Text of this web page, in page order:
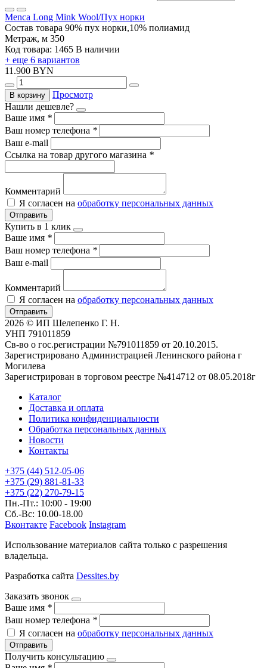
Menca Long Mink Wool/Пух норки
Состав товара 90% пух норки,10% полиамид
Метраж, м 350
Код товара: 1465 В наличии
+ еще 6 вариантов
11.900 BYN
В корзину
Просмотр
Нашли дешевле?
Ваше имя *
Ваш номер телефона *
Ваш e-mail
Ссылка на товар другого магазина *
Комментарий
Я согласен на обработку персональных данных
Отправить
Купить в 1 клик
Ваше имя *
Ваш номер телефона *
Ваш e-mail
Комментарий
Я согласен на обработку персональных данных
Отправить
2026 © ИП Шелепенко Г. Н.
УНП 791011859
Св-во о гос.регистрации №791011859 от 20.10.2015.
Зарегистрировано Администрацией Ленинского района г
Могилева
Зарегистрирован в торговом реестре №414712 от 08.05.2018г
Каталог
Доставка и оплата
Политика конфиденциальности
Обработка персональных данных
Новости
Контакты
+375 (44) 512-05-06
+375 (29) 881-81-33
+375 (22) 270-79-15
Пн.-Пт.: 10:00 - 19:00
Сб.-Вс: 10.00-18.00
Вконтакте Facebook Instagram
Использование материалов сайта только с разрешения
владельца.
Разработка сайта Dessites.by
Заказать звонок
Ваше имя *
Ваш номер телефона *
Я согласен на обработку персональных данных
Отправить
Получить консультацию